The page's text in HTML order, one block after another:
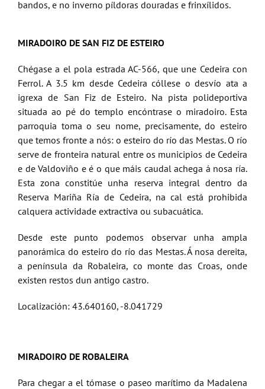
bandos, e no inverno píldoras douradas e frinxílidos.
MIRADOIRO DE SAN FIZ DE ESTEIRO
Chégase a el pola estrada AC-566, que une Cedeira con
Ferrol. A 3.5 km desde Cedeira cóllese o desvío ata a
igrexa de San Fiz de Esteiro. Na pista polideportiva
situada ao pé do templo encóntrase o miradoiro. Esta
parroquia toma o seu nome, precisamente, do esteiro
que temos fronte a nós: o esteiro do río das Mestas. O río
serve de fronteira natural entre os municipios de Cedeira
e de Valdoviño e é o que máis caudal achega á nosa ría.
Esta zona constitúe unha reserva integral dentro da
Reserva Mariña Ría de Cedeira, na cal está prohibida
calquera actividade extractiva ou subacuática.
Desde este punto podemos observar unha ampla
panorámica do esteiro do río das Mestas. Á nosa dereita,
a península da Robaleira, co monte das Croas, onde
existen restos dun antigo castro.
Localización: 43.640160, -8.041729
MIRADOIRO DE ROBALEIRA
Para chegar a el tómase o paseo marítimo da Madalena